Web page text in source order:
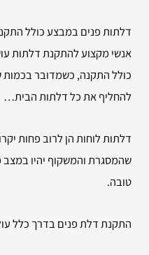
דלתות פנים במבצע כולל
אנשי מקצוע להתקנת דלתות
כולל התקנה, כשמדובר
להחליף את כל דלתות הבית…
דלתות לוחות הן לרוב פחות
שהמסגרת והמשקוף יהיו
טובה.
התקנת דלת פנים בדרך כלל